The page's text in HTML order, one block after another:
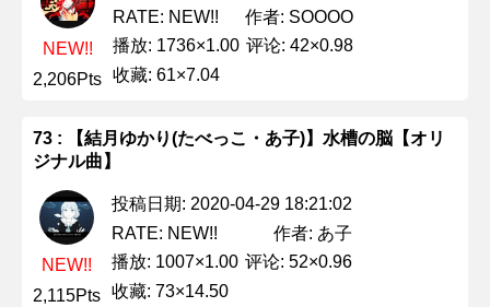
NEW!!
2,206Pts
RATE: NEW!!
作者: SOOOO
播放: 1736×1.00 评论: 42×0.98
收藏: 61×7.04
73 : 【結月ゆかり(たべっこ・あ子)】水槽の脳【オリ
ジナル曲】
NEW!!
2,115Pts
投稿日期: 2020-04-29 18:21:02
RATE: NEW!!
作者: あ子
播放: 1007×1.00 评论: 52×0.96
收藏: 73×14.50